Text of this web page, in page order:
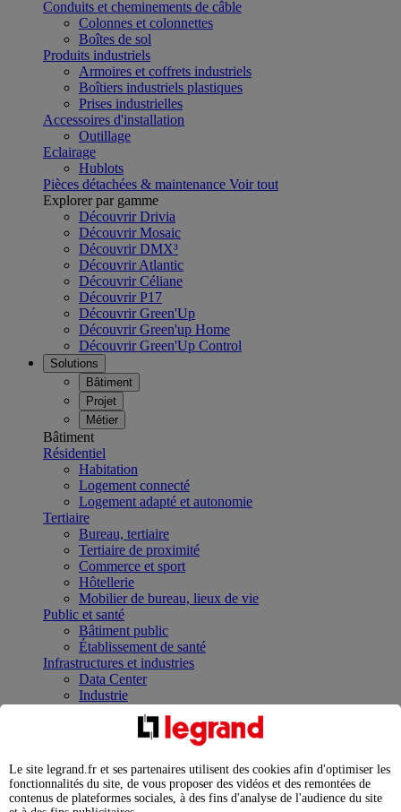
Conduits et cheminements de câble
Colonnes et colonnettes
Boîtes de sol
Produits industriels
Armoires et coffrets industriels
Boîtiers industriels plastiques
Prises industrielles
Accessoires d'installation
Outillage
Eclairage
Hublots
Pièces détachées & maintenance Voir tout
Explorer par gamme
Découvrir Drivia
Découvrir Mosaic
Découvrir DMX³
Découvrir Atlantic
Découvrir Céliane
Découvrir P17
Découvrir Green'Up
Découvrir Green'up Home
Découvrir Green'Up Control
Solutions
Bâtiment
Projet
Métier
Bâtiment
Résidentiel
Habitation
Logement connecté
Logement adapté et autonomie
Tertiaire
Bureau, tertiaire
Tertiaire de proximité
Commerce et sport
Hôtellerie
Mobilier de bureau, lieux de vie
Public et santé
Bâtiment public
Établissement de santé
Infrastructures et industries
Data Center
Industrie
Infrastructures
Contrôler et planifier le fonctionnement des appareils
Répartir et optimiser son tableau électrique
Legrand Data Center Solutions : concentrer les
expertises au service de vos performances
Le site legrand.fr et ses partenaires utilisent des cookies afin d'optimiser les
fonctionnalités du site, de vous proposer des vidéos et des remontées de
contenus de plateformes sociales, à des fins d'analyse de l'audience du site